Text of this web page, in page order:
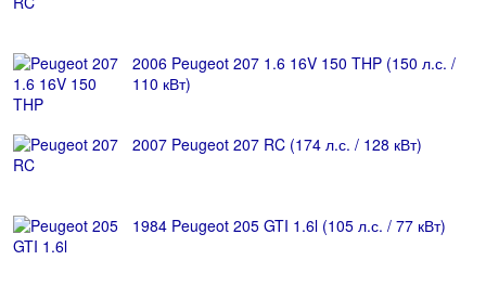
2006 Peugeot 207 1.6 16V 150 THP (150 л.с. /
110 кВт)
2007 Peugeot 207 RC (174 л.с. / 128 кВт)
1984 Peugeot 205 GTI 1.6l (105 л.с. / 77 кВт)